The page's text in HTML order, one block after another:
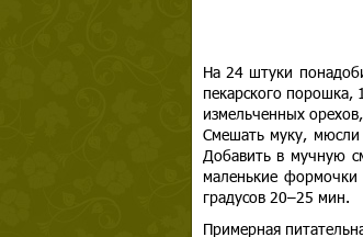
На 24 штуки
пекарского порошка,
измельченных
Смешать муку,
Добавить в мучную
маленькие
градусов 20–25 мин.
Примерная